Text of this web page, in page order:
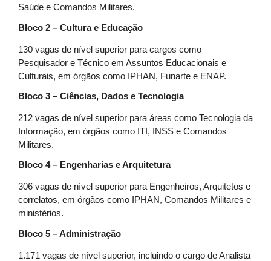
Saúde e Comandos Militares.
Bloco 2 – Cultura e Educação
130 vagas de nível superior para cargos como
Pesquisador e Técnico em Assuntos Educacionais e
Culturais, em órgãos como IPHAN, Funarte e ENAP.
Bloco 3 – Ciências, Dados e Tecnologia
212 vagas de nível superior para áreas como Tecnologia da
Informação, em órgãos como ITI, INSS e Comandos
Militares.
Bloco 4 – Engenharias e Arquitetura
306 vagas de nível superior para Engenheiros, Arquitetos e
correlatos, em órgãos como IPHAN, Comandos Militares e
ministérios.
Bloco 5 – Administração
1.171 vagas de nível superior, incluindo o cargo de Analista